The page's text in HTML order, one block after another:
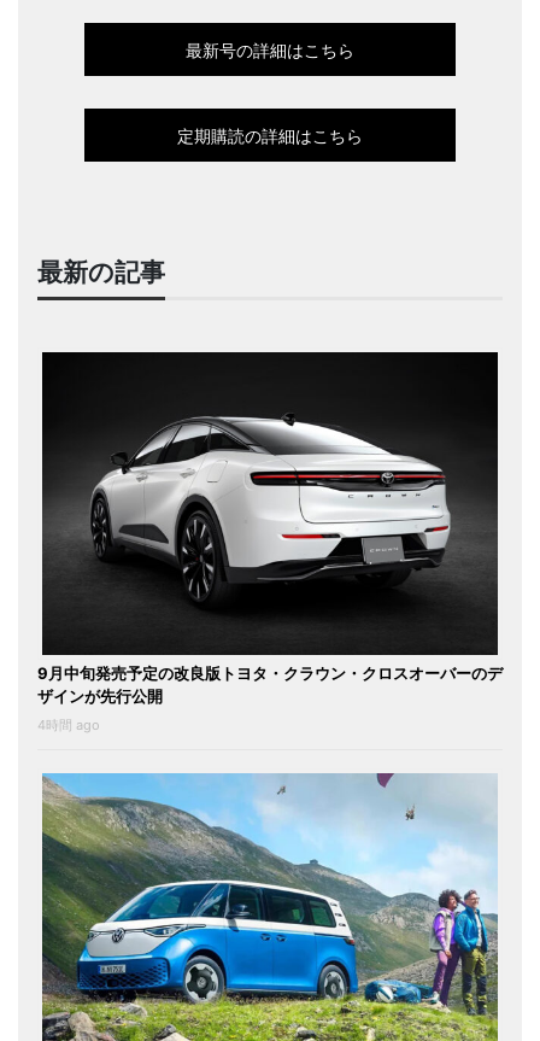
最新号の詳細はこちら
定期購読の詳細はこちら
最新の記事
9月中旬発売予定の改良版トヨタ・クラウン・クロスオーバーのデ
ザインが先行公開
4時間 ago